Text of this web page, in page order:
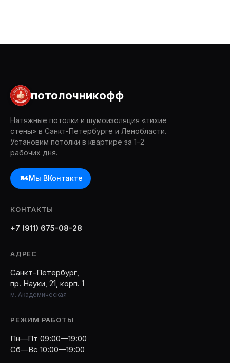
потолочникофф
Натяжные потолки и шумоизоляция «тихие
стены» в Санкт-Петербурге и Ленобласти.
Установим потолки в квартире за 1–2
рабочих дня.
Мы ВКонтакте
КОНТАКТЫ
+7 (911) 675-08-28
АДРЕС
Санкт-Петербург,
пр. Науки, 21, корп. 1
м. Академическая
РЕЖИМ РАБОТЫ
Пн—Пт 09:00—19:00
Сб—Вс 10:00—19:00